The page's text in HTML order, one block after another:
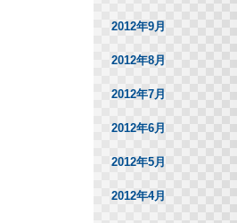
2012年9月
2012年8月
2012年7月
2012年6月
2012年5月
2012年4月